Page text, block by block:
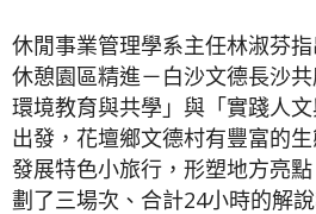
休閒事業管理學系主任林淑芬
休憩園區精進－白沙文德長沙
環境教育與共學」與「實踐人
出發，花壇鄉文德村有豐富的
發展特色小旅行，形塑地方亮
劃了三場次、合計24小時的解